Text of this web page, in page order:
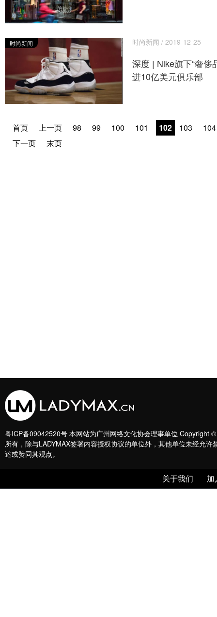
时尚新闻 时尚新闻 / 2019-12-25
深度 | Nike旗下“奢侈
进10亿美元俱乐部
首页 上一页 98 99 100 101 102 103
104
下一页
末页
粤ICP备09042520号 本网站为广州网络文化协会理事单位 Copyright
所有，除与LADYMAX签署内容授权协议的单位外，其他单位未经允
述或赞同其观点。
关于我们 加